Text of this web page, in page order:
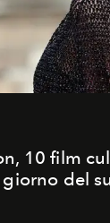
10 film
giorno del